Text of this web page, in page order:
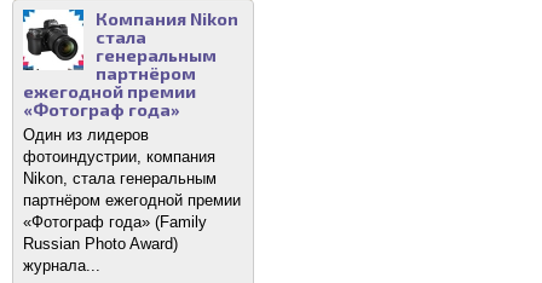
Компания Nikon
стала
генеральным
партнёром
ежегодной премии
«Фотограф года»
Один из лидеров
фотоиндустрии, компания
Nikon, стала генеральным
партнёром ежегодной премии
«Фотограф года» (Family
Russian Photo Award)
журнала...